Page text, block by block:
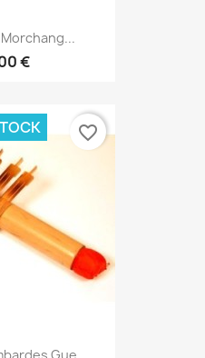
€
Gue...
favorite_border